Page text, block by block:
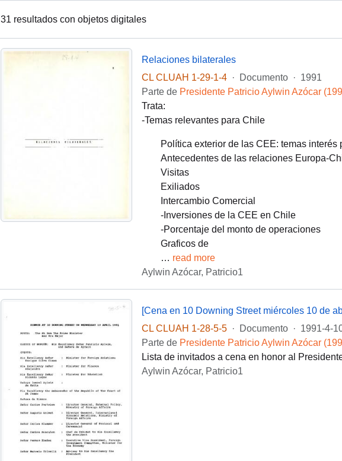
31 resultados con objetos digitales
Relaciones bilaterales
CL CLUAH 1-29-1-4
· Documento · 1991
Parte de Presidente Patricio Aylwin Azócar
Trata:
-Temas relevantes para Chile
Política exterior de las CEE: temas interés
Antecedentes de las relaciones Europa-
Visitas
Exiliados
Intercambio Comercial
-Inversiones de la CEE en Chile
-Porcentaje del monto de operaciones
Graficos de
… read more
Aylwin Azócar, Patricio1
[Cena en 10 Downing Street miércoles 10 de
CL CLUAH 1-28-5-5
· Documento · 1991-4-
Parte de Presidente Patricio Aylwin Azócar
Lista de invitados a cena en honor al
Aylwin Azócar, Patricio1